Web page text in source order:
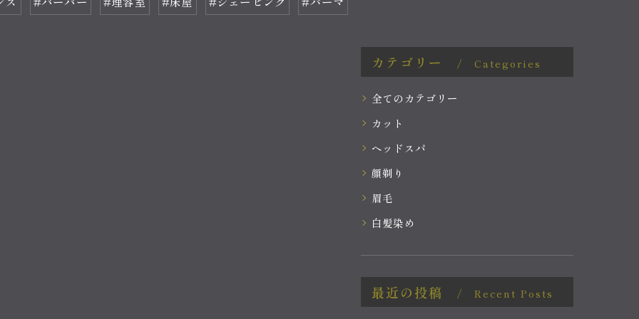
カテゴリー Categories
全てのカテゴリー
カット
ヘッドスパ
顔剃り
眉毛
白髪染め
最近の投稿 Recent Posts